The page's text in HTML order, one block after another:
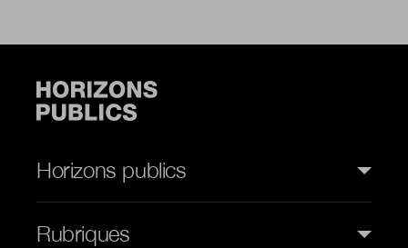
Horizons publics
Rubriques